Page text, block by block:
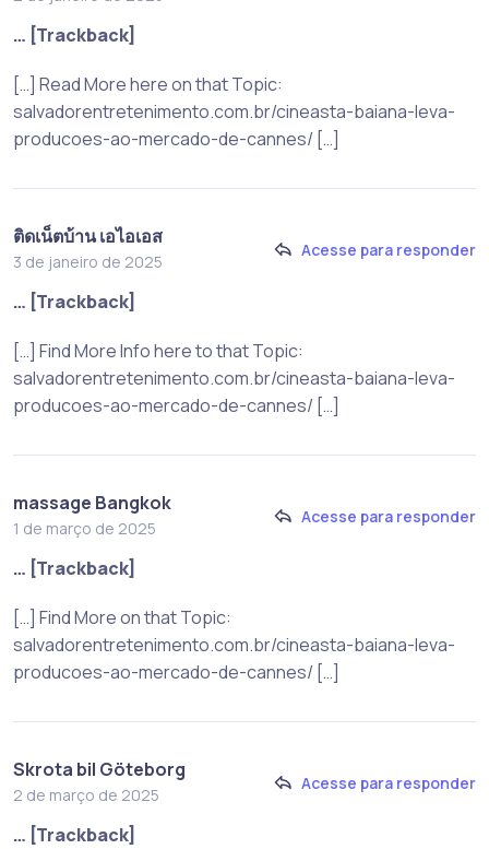
… [Trackback]
[…] Read More here on that Topic:
salvadorentretenimento.com.br/cineasta-baiana-leva-
producoes-ao-mercado-de-cannes/ […]
ติดเน็ตบ้าน เอไอเอส
3 de janeiro de 2025
Acesse para responder
… [Trackback]
[…] Find More Info here to that Topic:
salvadorentretenimento.com.br/cineasta-baiana-leva-
producoes-ao-mercado-de-cannes/ […]
massage Bangkok
1 de março de 2025
Acesse para responder
… [Trackback]
[…] Find More on that Topic:
salvadorentretenimento.com.br/cineasta-baiana-leva-
producoes-ao-mercado-de-cannes/ […]
Skrota bil Göteborg
2 de março de 2025
Acesse para responder
… [Trackback]